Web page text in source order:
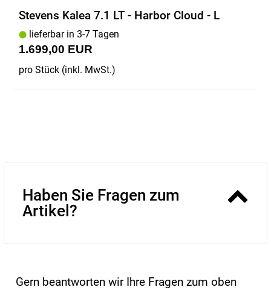
Stevens Kalea 7.1 LT - Harbor Cloud - L
lieferbar in 3-7 Tagen
1.699,00 EUR
pro Stück (inkl. MwSt.)
Haben Sie Fragen zum
Artikel?
Gern beantworten wir Ihre Fragen zum oben